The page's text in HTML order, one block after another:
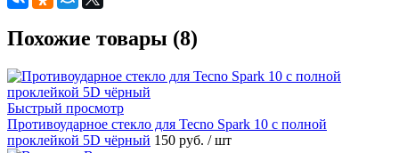
Похожие товары (8)
Быстрый просмотр
Противоударное стекло для Tecno Spark 10 с полной
проклейкой 5D чёрный 150 руб. / шт